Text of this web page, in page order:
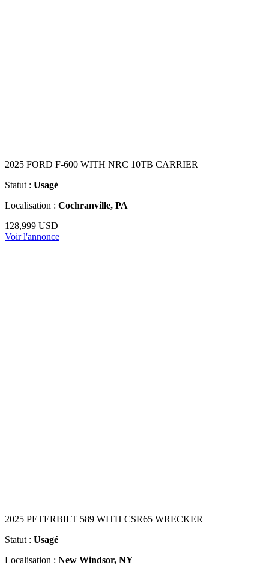
2025 FORD F-600 WITH NRC 10TB CARRIER
Statut : Usagé
Localisation : Cochranville, PA
128,999 USD
Voir l'annonce
2025 PETERBILT 589 WITH CSR65 WRECKER
Statut : Usagé
Localisation : New Windsor, NY